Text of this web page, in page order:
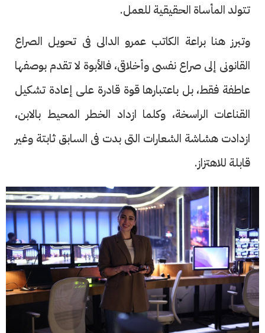
تتولد المأساة الحقيقية للعمل.
وتبرز هنا براعة الكاتب عمرو الدالى فى تحويل الصراع
القانونى إلى صراع نفسى وأخلاقى، فالأبوة لا تقدم بوصفها
عاطفة فقط، بل باعتبارها قوة قادرة على إعادة تشكيل
القناعات الراسخة، وكلما ازداد الخطر المحيط بالابن،
ازدادت هشاشة الشعارات التى بدت فى السابق ثابتة وغير
قابلة للاهتزاز.